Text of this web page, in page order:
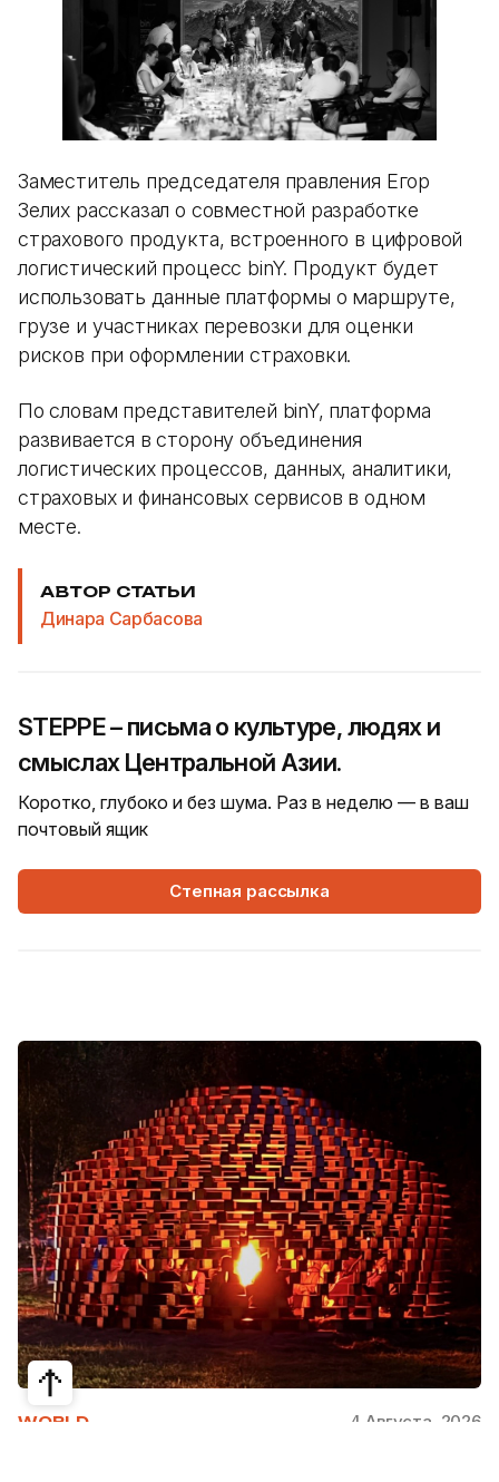
Заместитель председателя правления Егор
Зелих рассказал о совместной разработке
страхового продукта, встроенного в цифровой
логистический процесс binY. Продукт будет
использовать данные платформы о маршруте,
грузе и участниках перевозки для оценки
рисков при оформлении страховки.
По словам представителей binY, платформа
развивается в сторону объединения
логистических процессов, данных, аналитики,
страховых и финансовых сервисов в одном
месте.
АВТОР СТАТЬИ
Динара Сарбасова
STEPPE – письма о культуре, людях и
смыслах Центральной Азии.
Коротко, глубоко и без шума. Раз в неделю — в ваш
почтовый ящик
Степная рассылка
WORLD 4 Августа, 2026